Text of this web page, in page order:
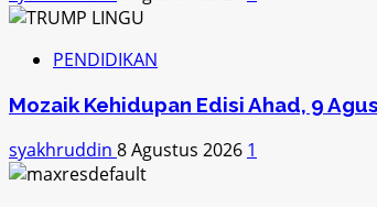
PENDIDIKAN
Mozaik Kehidupan Edisi Ahad, 9
syakhruddin 8 Agustus 2026 1